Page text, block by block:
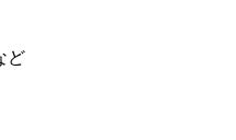
ど